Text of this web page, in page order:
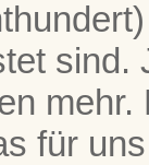
sind.
mehr.
für